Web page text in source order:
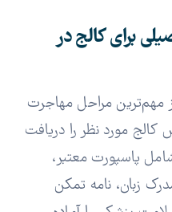
برای کالج در
مهم‌ترین مراحل مهاجرت
کالج مورد نظر را دریافت
پاسپورت معتبر،
زبان، نامه تمکن